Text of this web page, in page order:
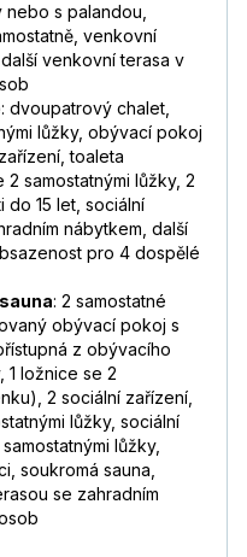
s palandou,
venkovní
venkovní terasa v
: dvoupatrový chalet,
lůžky, obývací pokoj
toaleta
2 samostatnými lůžky, 2
15 let, sociální
nábytkem, další
pro 4 dospělé
: 2 samostatné
obývací pokoj s
z obývacího
1 ložnice se 2
2 sociální zařízení,
lůžky, sociální
lůžky,
soukromá sauna,
se zahradním